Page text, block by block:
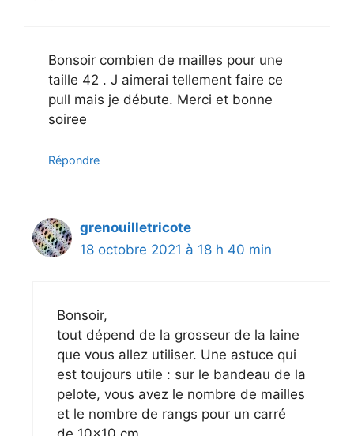
Bonsoir combien de mailles pour une
taille 42 . J aimerai tellement faire ce
pull mais je débute. Merci et bonne
soiree
Répondre
grenouilletricote
18 octobre 2021 à 18 h 40 min
Bonsoir,
tout dépend de la grosseur de la laine
que vous allez utiliser. Une astuce qui
est toujours utile : sur le bandeau de la
pelote, vous avez le nombre de mailles
et le nombre de rangs pour un carré